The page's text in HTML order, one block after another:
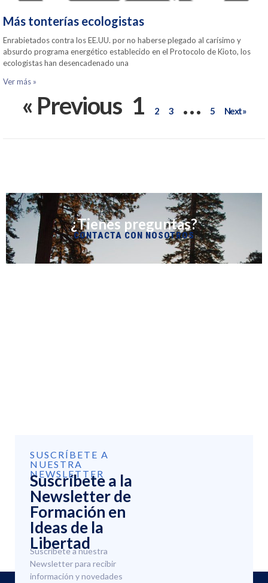
Más tonterías ecologistas
Enrabietados contra los EE.UU. por no haberse plegado al carísimo y
absurdo programa energético establecido en el Protocolo de Kioto, los
ecologistas han desencadenado una
Ver más »
« Previous 1 2 3 … 5 Next »
¿Tienes preguntas?
CONTACTA CON NOSOTROS
SUSCRÍBETE A
NUESTRA
NEWSLETTER
Suscríbete a la
Newsletter de
Formación en
Ideas de la
Libertad
Suscríbete a nuestra
Newsletter para recibir
información y novedades